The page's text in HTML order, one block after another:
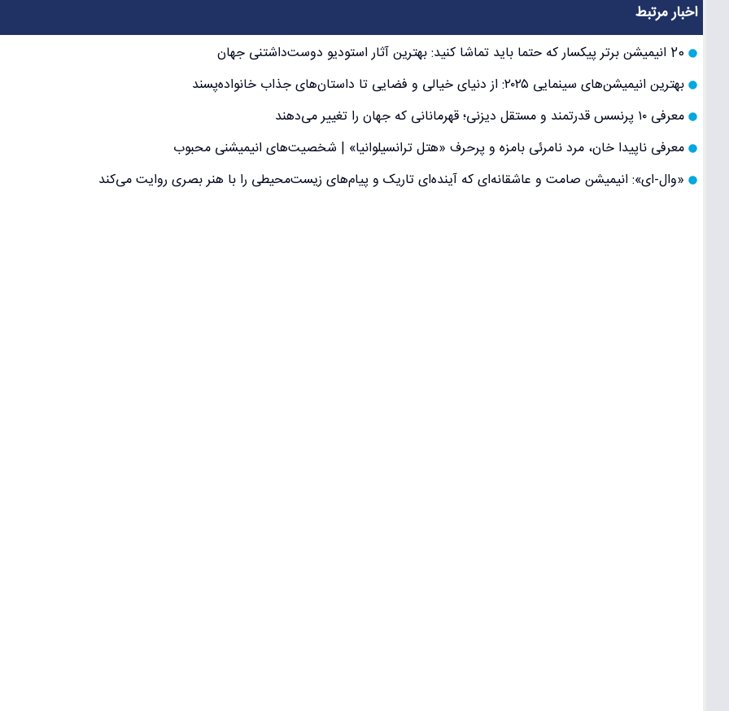
اخبار مرتبط
20 انیمیشن برتر پیکسار که حتما باید تماشا کنید: بهترین آثار استودیو دوست‌داشتنی جهان
بهترین انیمیشن‌های سینمایی ۲۰۲۵: از دنیای خیالی و فضایی تا داستان‌های جذاب خانواده‌پسند
معرفی ۱۰ پرنسس قدرتمند و مستقل دیزنی؛ قهرمانانی که جهان را تغییر می‌دهند
معرفی ناپیدا خان، مرد نامرئی بامزه و پرحرف «هتل ترانسیلوانیا» | شخصیت‌های انیمیشنی محبوب
«وال-ای»: انیمیشن صامت و عاشقانه‌ای که آینده‌ای تاریک و پیام‌های زیست‌محیطی را با هنر بصری روایت می‌کند